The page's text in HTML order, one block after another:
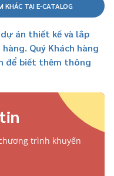
KHÁC TẠI E-CATALOG
án thiết kế và lắp
Quý Khách hàng
để biết thêm thông
trình khuyến